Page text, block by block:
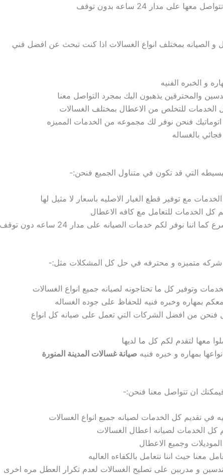
مدار 24 ساعه بدون توقف
و الصيانه بمختلف انواع الغسالات اذا كنت تبحث عن افضل فني
و الخبره الفنيه
والمحترفين يذهبون اليك بمجرد التواصل معنا
الخدمات للتخلص من الاعطال بمختلف الغسالات
فنحن نوفر لك مجموعه من الخدمات المميزه
بالغساله
التي قد تكون في متناول الجميع فنحن:-
مع توفير قطع الغيار الاصليه باسعار لا مثيل لها
كل الخدمات للتعامل مع كافه الاعطال
كما اننا نوفر لكم خدمات الصيانه على مدار 24 ساعه دون توقف
شركه متميزه و محترفه في حل كل المشكلات مثل:-
وتوفير كل ما تحتاجونه لصيانه جميع انواع الغسالات
بمهاره وخبره فنيه للحفاظ على جوده الغساله
فنحن من افضل الشركات التي تعمل على صيانه كل انواع
معها لتقدم لكم كل ما لديها
بمهاره و خبره فنيه صيانة غسالات المدينة المنورة
ان تتواصل معنا فنحن:-
في تقديم كل الخدمات لصيانه جميع انواع الغسالات
كل الخدمات لصيانه اعطال الغسالات
وجميع الاعطال
معنا حيث اننا نتعامل بالكفاءه العاليه
و مدربين على تصليح الغسالات لعدم تكرار العطل مره اخرى